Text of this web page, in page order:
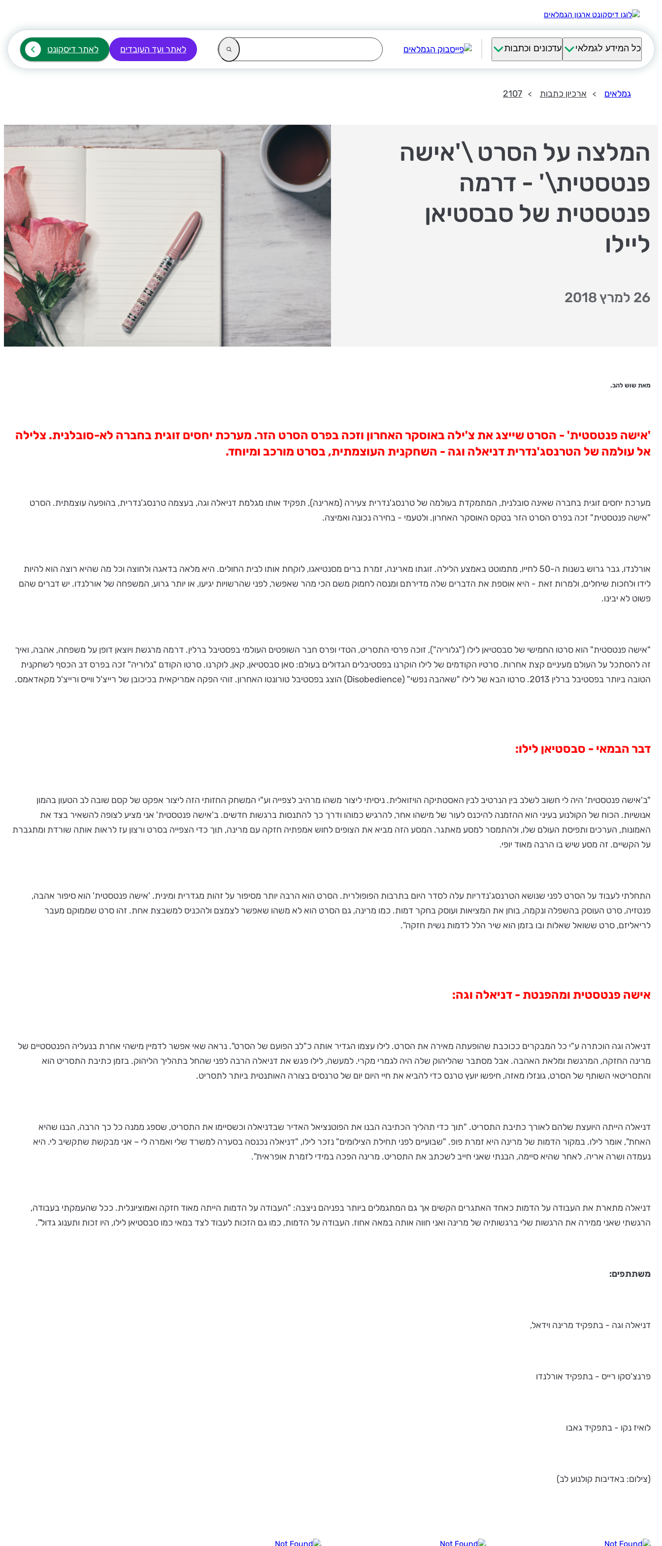
כל המידע לגמלאי עדכונים וכתבות לאתר ועד העובדים לאתר דיסקונט
גמלאים ארכיון כתבות 2107
המלצה על הסרט \'אישה
פנטסטית\' - דרמה
פנטסטית של סבסטיאן
ליילו
26 למרץ 2018
מאת שוש להב.
'אישה פנטסטית' - הסרט שייצג את צ'ילה באוסקר האחרון וזכה בפרס הסרט הזר. מערכת יחסים זוגית בחברה לא-סובלנית. צלילה
אל עולמה של הטרנסג'נדרית דניאלה וגה - השחקנית העוצמתית, בסרט מורכב ומיוחד.
מערכת יחסים זוגית בחברה שאינה סובלנית, המתמקדת בעולמה של טרנסג'נדרית צעירה (מארינה), תפקיד אותו מגלמת דניאלה וגה, בעצמה טרנסג'נדרית, בהופעה עוצמתית. הסרט
"אישה פנטסטית" זכה בפרס הסרט הזר בטקס האוסקר האחרון. ולטעמי - בחירה נכונה ואמיצה.
אורלנדו, גבר גרוש בשנות ה-50 לחייו, מתמוטט באמצע הלילה. זוגתו מארינה, זמרת ברים מסנטיאגו, לוקחת אותו לבית החולים. היא מלאה בדאגה ולחוצה וכל מה שהיא רוצה הוא להיות
לידו ולחכות שיחלים, ולמרות זאת - היא אוספת את הדברים שלה מדירתם ומנסה לחמוק משם הכי מהר שאפשר, לפני שהרשויות יגיעו, או יותר גרוע, המשפחה של אורלנדו. יש דברים שהם
פשוט לא יבינו.
"אישה פנטסטית" הוא סרטו החמישי של סבסטיאן לילו ("גלוריה"), זוכה פרסי התסריט, הטדי ופרס חבר השופטים העולמי בפסטיבל ברלין. דרמה מרגשת ויוצאן דופן על משפחה, אהבה, ואיך
זה להסתכל על העולם מעיניים קצת אחרות. סרטיו הקודמים של לילו הוקרנו בפסטיבלים הגדולים בעולם: סאן סבסטיאן, קאן, לוקרנו. סרטו הקודם "גלוריה" זכה בפרס דב הכסף לשחקנית
הטובה ביותר בפסטיבל ברלין 2013. סרטו הבא של לילו "שאהבה נפשי" (Disobedience) הוצג בפסטיבל טורונטו האחרון. זוהי הפקה אמריקאית בכיכובן של רייצ'ל ווייס ורייצ'ל מקאדאמס.
דבר הבמאי - סבסטיאן לילו:
"ב'אישה פנטסטית' היה לי חשוב לשלב בין הנרטיב לבין האסטתיקה הויזואלית. ניסיתי ליצור משהו מרהיב לצפייה וע"י המשחק החזותי הזה ליצור אפקט של קסם שובה לב הטעון בהמון
אנושיות. הכוח של הקולנוע בעיני הוא ההזמנה להיכנס לעור של מישהו אחר, להרגיש כמוהו ודרך כך להתנסות ברגשות חדשים. ב'אישה פנטסטית' אני מציע לצופה להשאיר בצד את
האמונות, הערכים ותפיסת העולם שלו, ולהתמסר למסע מאתגר. המסע הזה מביא את הצופים לחוש אמפתיה חזקה עם מרינה, תוך כדי הצפייה בסרט ורצון עז לראות אותה שורדת ומתגברת
על הקשיים. זה מסע שיש בו הרבה מאוד יופי.
התחלתי לעבוד על הסרט לפני שנושא הטרנסג'נדריות עלה לסדר היום בתרבות הפופולרית. הסרט הוא הרבה יותר מסיפור על זהות מגדרית ומינית. 'אישה פנטסטית' הוא סיפור אהבה,
פנטזיה, סרט העוסק בהשפלה ונקמה, בוחן את המציאות ועוסק בחקר דמות. כמו מרינה, גם הסרט הוא לא משהו שאפשר לצמצם ולהכניס למשבצת אחת. זהו סרט שממוקם מעבר
לריאליזם, סרט ששואל שאלות ובו בזמן הוא שיר הלל לדמות נשית חזקה".
אישה פנטסטית ומהפנטת - דניאלה וגה:
דניאלה וגה הוכתרה ע"י כל המבקרים ככוכבת שהופעתה מאירה את הסרט. לילו עצמו הגדיר אותה כ"לב הפועם של הסרט". נראה שאי אפשר לדמיין מישהי אחרת בנעליה הפנטסטיים של
מרינה החזקה, המרגשת ומלאת האהבה. אבל מסתבר שהליהוק שלה היה לגמרי מקרי. למעשה, לילו פגש את דניאלה הרבה לפני שהחל בתהליך הליהוק. בזמן כתיבת התסריט הוא
והתסריטאי השותף של הסרט, גונזלו מאזה, חיפשו יועץ טרנס כדי להביא את חיי היום יום של טרנסים בצורה האותנטית ביותר לתסריט.
דניאלה הייתה היועצת שלהם לאורך כתיבת התסריט. "תוך כדי תהליך הכתיבה הבנו את הפוטנציאל האדיר שבדניאלה וכשסיימו את התסריט, שספג ממנה כל כך הרבה, הבנו שהיא
האחת", אומר לילו. במקור הדמות של מרינה היא זמרת פופ. "שבועיים לפני תחילת הצילומים" נזכר לילו, "דניאלה נכנסה בסערה למשרד שלי ואמרה לי – אני מבקשת שתקשיב לי. היא
נעמדה ושרה אריה. לאחר שהיא סיימה, הבנתי שאני חייב לשכתב את התסריט. מרינה הפכה במידי לזמרת אופראית".
דניאלה מתארת את העבודה על הדמות כאחד האתגרים הקשים אך גם המתגמלים ביותר בפניהם ניצבה: "העבודה על הדמות הייתה מאוד חזקה ואמוציונלית. ככל שהעמקתי בעבודה,
הרגשתי שאני ממירה את הרגשות שלי ברגשותיה של מרינה ואני חווה אותה במאה אחוז. העבודה על הדמות, כמו גם הזכות לעבוד לצד במאי כמו סבסטיאן לילו, היו זכות ותענוג גדול".
משתתפים:
דניאלה וגה - בתפקיד מרינה וידאל,
פרנצ'סקו רייס - בתפקיד אורלנדו
לואיז נקו - בתפקיד גאבו
(צילום: באדיבות קולנוע לב)